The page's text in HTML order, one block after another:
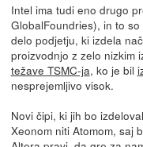
Intel ima tudi eno drugo
GlobalFoundries), in to
delo podjetju, ki izdela
proizvodnjo z zelo nizkim
težave TSMC-ja, ko je bil
nesprejemljivo visok.
Novi čipi, ki jih bo
Xeonom niti Atomom, saj